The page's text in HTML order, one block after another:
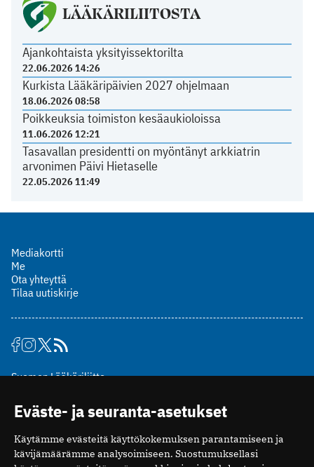
LÄÄKÄRILIITOSTA
Ajankohtaista yksityissektorilta
22.06.2026 14:26
Kurkista Lääkäripäivien 2027 ohjelmaan
18.06.2026 08:58
Poikkeuksia toimiston kesäaukioloissa
11.06.2026 12:21
Tasavallan presidentti on myöntänyt arkkiatrin
arvonimen Päivi Hietaselle
22.05.2026 11:49
Mediakortti
Me
Ota yhteyttä
Tilaa uutiskirje
Suomen Lääkäriliitto
00510 Helsinki
puh. (09) 393 091
toimitus@potilaanlaakarilehti.fi
Eväste- ja seuranta-asetukset
Käytämme evästeitä käyttökokemuksen parantamiseen ja
kävijämäärämme analysoimiseen. Suostumuksellasi